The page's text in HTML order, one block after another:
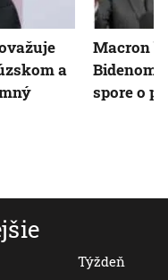
Týždeň
a
Macron
Bidenom
spore o